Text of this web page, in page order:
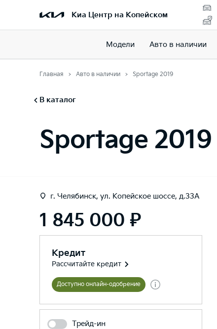
Киа Центр на Копейском
Модели Авто в наличии
Главная Авто в наличии Sportage 2019
В каталог
Sportage 2019
г. Челябинск, ул. Копейское шоссе, д.33А
1 845 000 ₽
Кредит
Рассчитайте кредит
Доступно онлайн-одобрение
Трейд-ин